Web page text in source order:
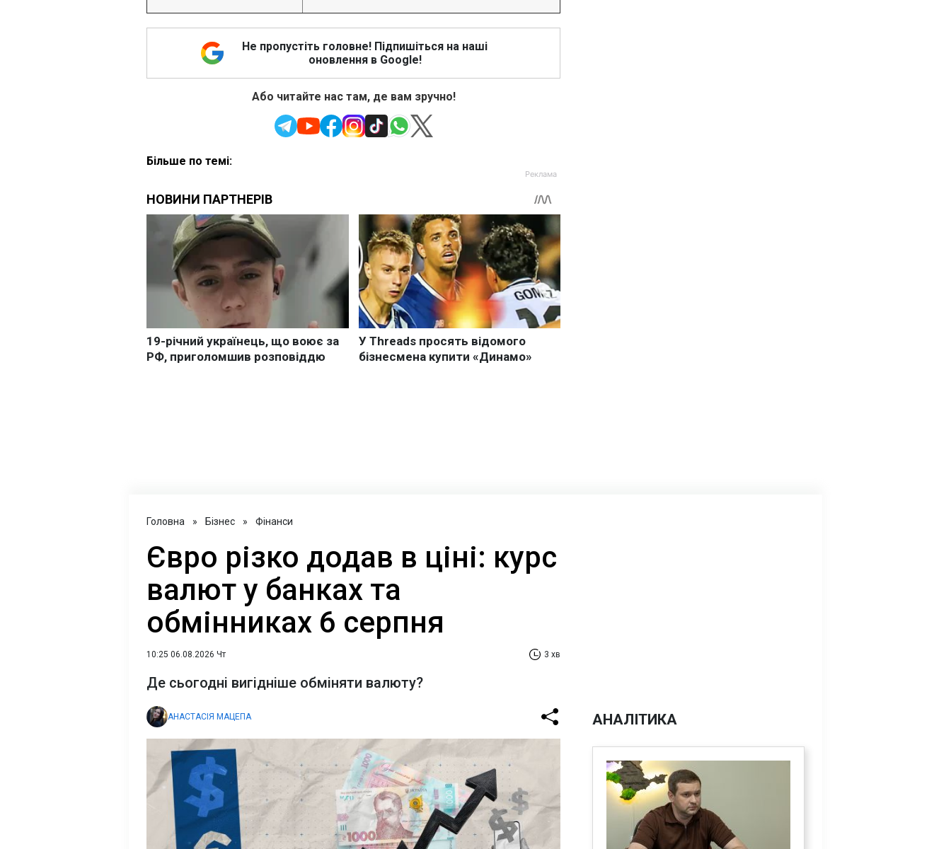
Не пропустіть головне! Підпишіться на наші
оновлення в Google!
Або читайте нас там, де вам зручно!
Більше по темі:
Головна » Бізнес » Фінанси
Євро різко додав в ціні: курс
валют у банках та
обмінниках 6 серпня
10:25 06.08.2026 Чт 3 хв
Де сьогодні вигідніше обміняти валюту?
АНАСТАСІЯ МАЦЕПА АНАЛІТИКА